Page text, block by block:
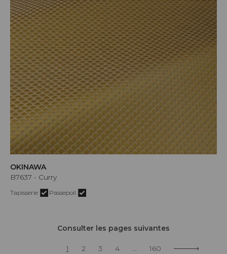
OKINAWA
B7637 - Curry
Tapisserie Passepoil
Consulter les pages suivantes
1 2 3 4 ... 160